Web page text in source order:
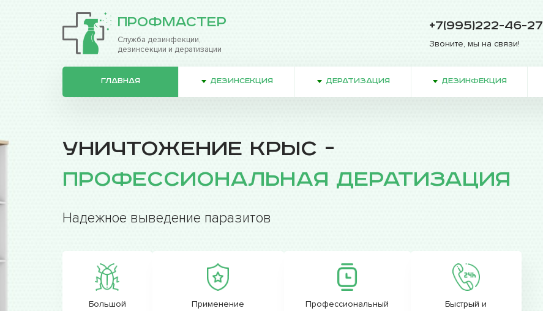
ПрофМастер
Служба дезинфекции,
дезинсекции и дератизации
+7(995)222-46-27
Звоните, мы на связи!
ГЛАВНАЯ ДЕЗИНСЕКЦИЯ ДЕРАТИЗАЦИЯ ДЕЗИНФЕКЦИЯ
Уничтожение крыс -
профессиональная дератизация
Надежное выведение паразитов
Большой
Применение
Профессиональный
Быстрый и